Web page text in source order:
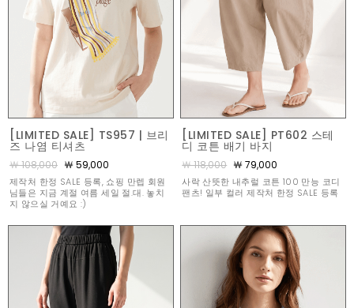
[LIMITED SALE] TS957 | 브리
즈 나염 티셔츠
￦ 108,000 ￦ 59,000
제작처 한정 SALE 등록, 쇼핑 만렙 회원
님들은 지금 계절 여름 세일 절.대. 놓치
지 않으실 거예요 :)
[LIMITED SALE] PT602 스테
디 코튼 배기 바지
￦ 118,000 ￦ 79,000
사락 산뜻한 내추럴 코튼 100 만능 코디
팬츠! 일부 컬러 제작처 한정 SALE 등록